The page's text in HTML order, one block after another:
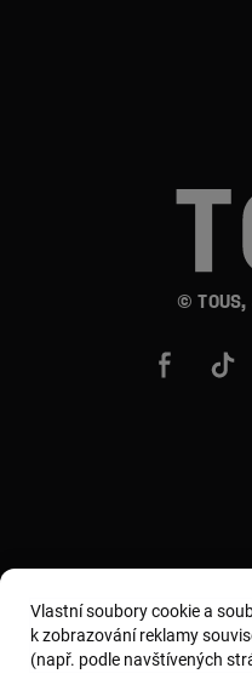
© TOUS,
Vlastní soubory cookie a
k zobrazování reklamy
(např. podle navštívených